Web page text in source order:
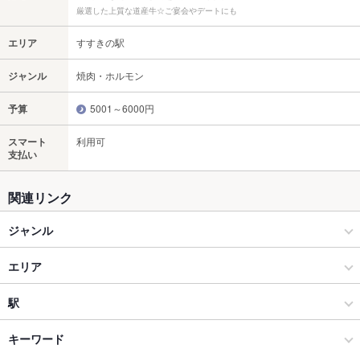
厳選した上質な道産牛☆ご宴会やデートにも
エリア すすきの駅
ジャンル 焼肉・ホルモン
予算 5001～6000円
スマート
支払い
利用可
関連リンク
ジャンル
焼肉・ホルモン
焼肉
すすきの × 焼肉・ホルモン
エリア
すすきの駅
すすきの駅 × 焼肉・ホルモン
駅
すすきの駅
キーワード